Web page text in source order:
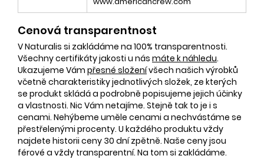
Cenová transparentnost
V Naturalis si zakládáme na 100% transparentnosti.
Všechny certifikáty jakosti u nás máte k náhledu.
Ukazujeme Vám přesné složenívšech našich výrobků
včetně charakteristiky jednotlivých složek, ze kterých
se produkt skládá a podrobně popisujeme jejich účinky
a vlastnosti. Nic Vám netajíme. Stejně tak to je i s
cenami. Nehýbeme uměle cenami a nechvástáme se
přestřelenými procenty. U každého produktu vždy
najdete historii ceny 30 dní zpětně. Naše ceny jsou
férové a vždy transparentní. Na tom si zakládáme.